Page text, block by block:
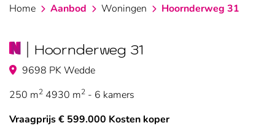
Home Aanbod Woningen Hoornderweg 31
Hoornderweg 31
9698 PK Wedde
250 m2 4930 m2 - 6 kamers
Vraagprijs € 599.000 Kosten koper